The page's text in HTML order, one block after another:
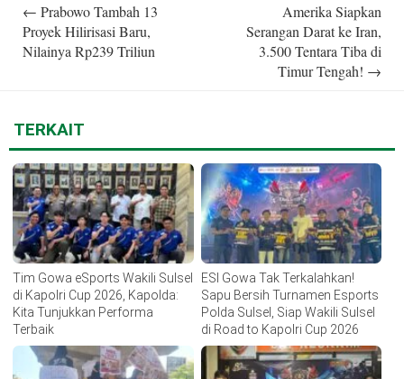
navigation
← Prabowo Tambah 13
Proyek Hilirisasi Baru,
Nilainya Rp239 Triliun
Amerika Siapkan
Serangan Darat ke Iran,
3.500 Tentara Tiba di
Timur Tengah! →
TERKAIT
Tim Gowa eSports Wakili Sulsel
di Kapolri Cup 2026, Kapolda:
Kita Tunjukkan Performa
Terbaik
ESI Gowa Tak Terkalahkan!
Sapu Bersih Turnamen Esports
Polda Sulsel, Siap Wakili Sulsel
di Road to Kapolri Cup 2026